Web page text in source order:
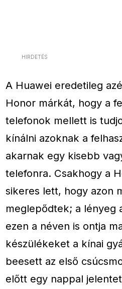
HIRDETÉS
A Huawei eredetileg
Honor márkát, hogy a
telefonok mellett is
kínálni azoknak a
akarnak egy kisebb
telefonra. Csakhogy a
sikeres lett, hogy azon
meglepődtek; a lényeg
ezen a néven is ontja
készülékeket a kínai
beesett az első
előtt egy nappal